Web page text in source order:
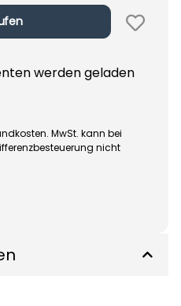
werden geladen
MwSt. kann bei
nicht